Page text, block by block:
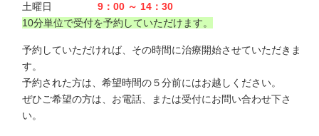
土曜日
9：00 ～ 14：30
10分単位で受付を予約していただけます。
予約していただければ、その時間に治療開始させていただきま
す。
予約された方は、希望時間の５分前にはお越しください。
ぜひご希望の方は、お電話、または受付にお問い合わせ下さ
い。